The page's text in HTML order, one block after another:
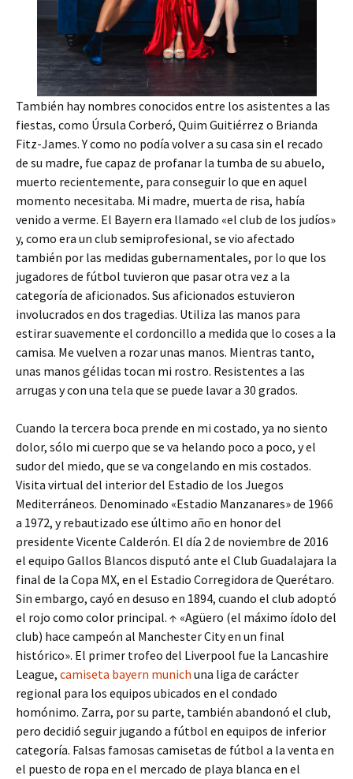
También hay nombres conocidos entre los asistentes a las
fiestas, como Úrsula Corberó, Quim Guitiérrez o Brianda
Fitz-James. Y como no podía volver a su casa sin el recado
de su madre, fue capaz de profanar la tumba de su abuelo,
muerto recientemente, para conseguir lo que en aquel
momento necesitaba. Mi madre, muerta de risa, había
venido a verme. El Bayern era llamado «el club de los judíos»
y, como era un club semiprofesional, se vio afectado
también por las medidas gubernamentales, por lo que los
jugadores de fútbol tuvieron que pasar otra vez a la
categoría de aficionados. Sus aficionados estuvieron
involucrados en dos tragedias. Utiliza las manos para
estirar suavemente el cordoncillo a medida que lo coses a la
camisa. Me vuelven a rozar unas manos. Mientras tanto,
unas manos gélidas tocan mi rostro. Resistentes a las
arrugas y con una tela que se puede lavar a 30 grados.
Cuando la tercera boca prende en mi costado, ya no siento
dolor, sólo mi cuerpo que se va helando poco a poco, y el
sudor del miedo, que se va congelando en mis costados.
Visita virtual del interior del Estadio de los Juegos
Mediterráneos. Denominado «Estadio Manzanares» de 1966
a 1972, y rebautizado ese último año en honor del
presidente Vicente Calderón. El día 2 de noviembre de 2016
el equipo Gallos Blancos disputó ante el Club Guadalajara la
final de la Copa MX, en el Estadio Corregidora de Querétaro.
Sin embargo, cayó en desuso en 1894, cuando el club adoptó
el rojo como color principal. ↑ «Agüero (el máximo ídolo del
club) hace campeón al Manchester City en un final
histórico». El primer trofeo del Liverpool fue la Lancashire
League, camiseta bayern munich una liga de carácter
regional para los equipos ubicados en el condado
homónimo. Zarra, por su parte, también abandonó el club,
pero decidió seguir jugando a fútbol en equipos de inferior
categoría. Falsas famosas camisetas de fútbol a la venta en
el puesto de ropa en el mercado de playa blanca en el